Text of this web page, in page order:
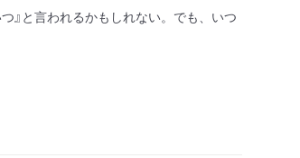
』と言われるかもしれない。でも、いつ